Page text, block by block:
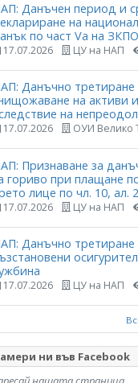
Данъчен период и
на
по част Vа на ЗКПО
17.07.2026 ЦУ на НАП
Данъчно
на активи
на
17.07.2026 ОУИ Велико
Признаване за
гориво при плащане
лице по чл. 10, ал.
17.07.2026 ЦУ на НАП
Данъчно
17.07.2026 ЦУ на НАП
ни във Facebook